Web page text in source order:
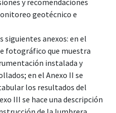
geotécnico e
siguientes anexos: en el
fotográfico que muestra
instalada y
en el Anexo II se
los resultados del
III se hace una descripción